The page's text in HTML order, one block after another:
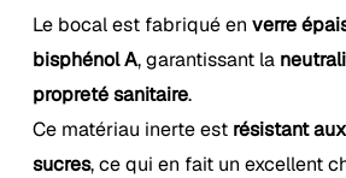
Le bocal est fabriqué en verre
bisphénol A, garantissant la
propreté sanitaire.
Ce matériau inerte est résistant
sucres, ce qui en fait un excellent